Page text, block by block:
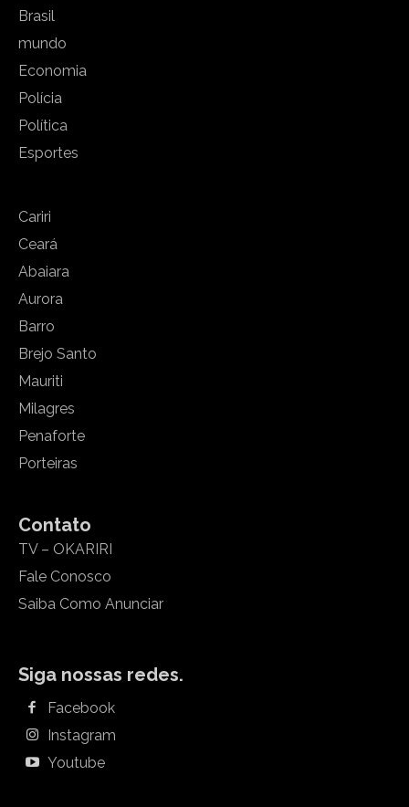
Brasil
mundo
Economia
Polícia
Política
Esportes
Cariri
Ceará
Abaiara
Aurora
Barro
Brejo Santo
Mauriti
Milagres
Penaforte
Porteiras
Contato
TV – OKARIRI
Fale Conosco
Saiba Como Anunciar
Siga nossas redes.
Facebook
Instagram
Youtube